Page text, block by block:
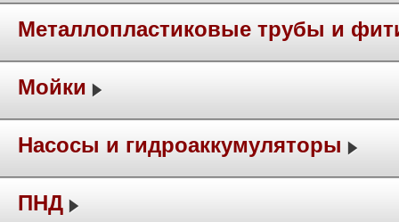
Металлопластиковые трубы и
Мойки
Насосы и гидроаккумуляторы
ПНД